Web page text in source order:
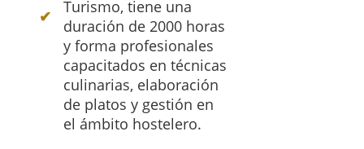
Turismo, tiene una
duración de 2000 horas
y forma profesionales
capacitados en técnicas
culinarias, elaboración
de platos y gestión en
el ámbito hostelero.